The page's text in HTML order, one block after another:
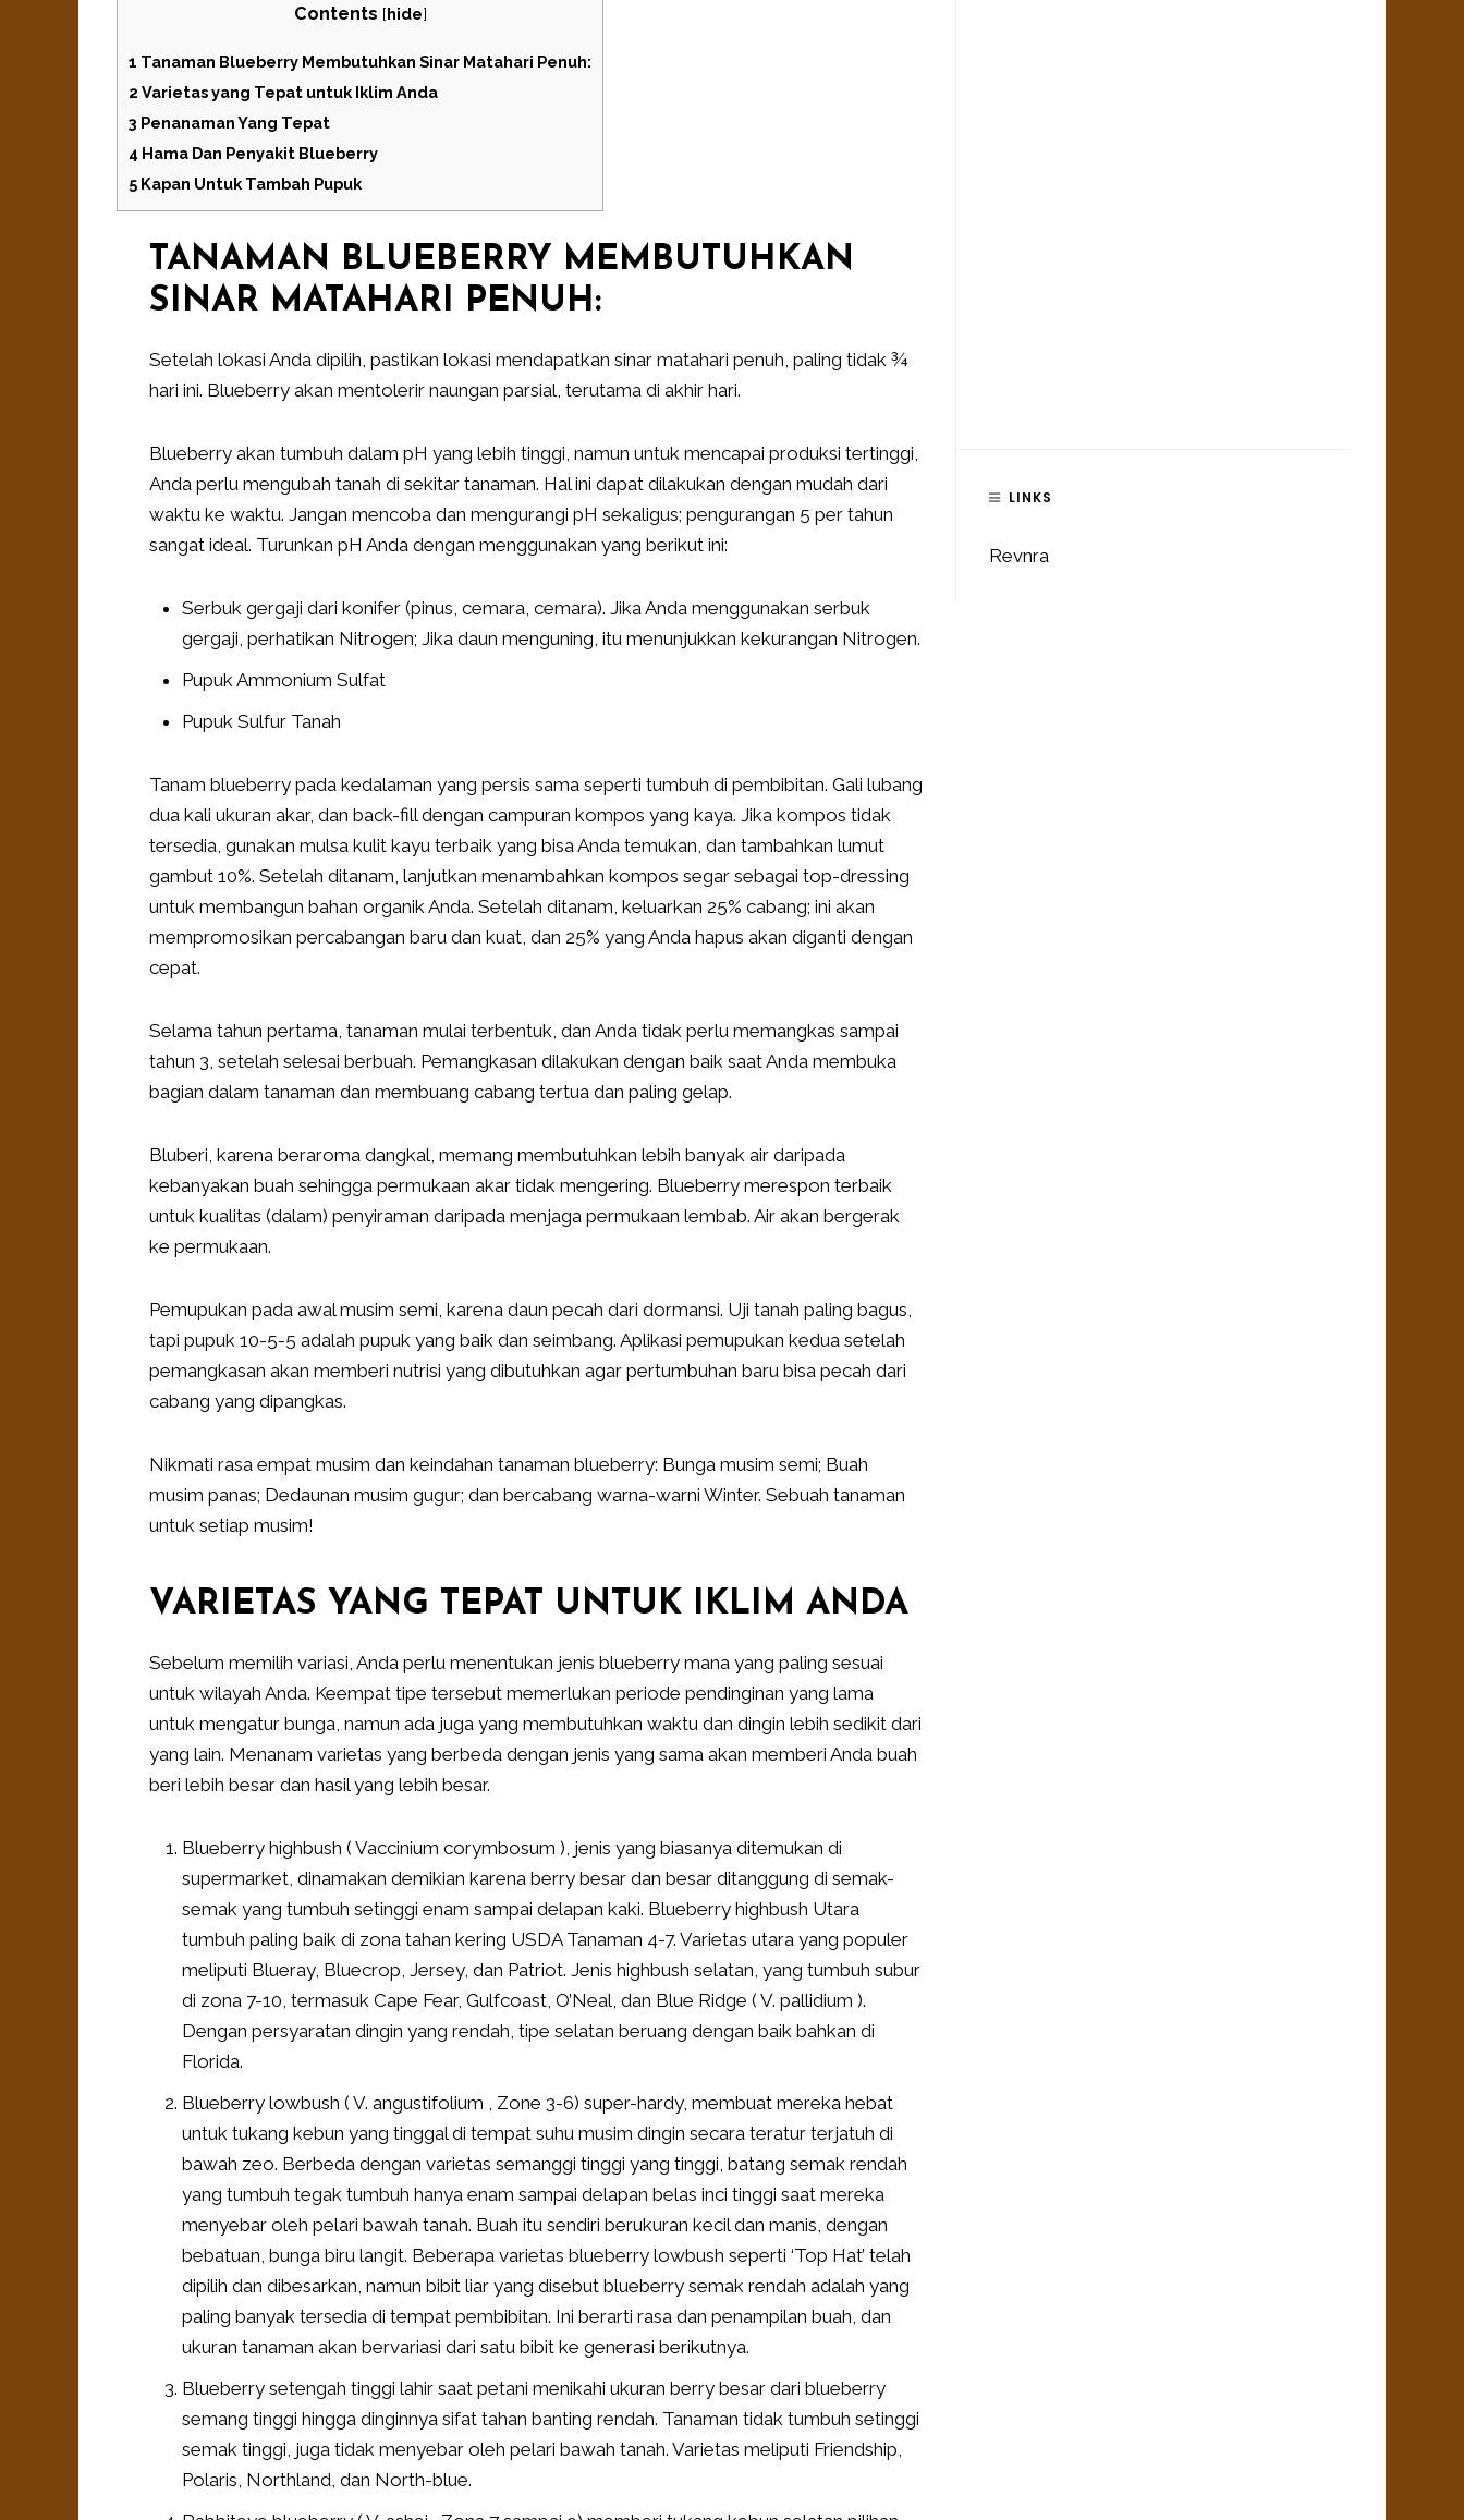
Contents [hide]
1 Tanaman Blueberry Membutuhkan Sinar Matahari Penuh:
2 Varietas yang Tepat untuk Iklim Anda
3 Penanaman Yang Tepat
4 Hama Dan Penyakit Blueberry
5 Kapan Untuk Tambah Pupuk
TANAMAN BLUEBERRY MEMBUTUHKAN
SINAR MATAHARI PENUH:
Setelah lokasi Anda dipilih, pastikan lokasi mendapatkan sinar matahari penuh, paling tidak ¾
hari ini. Blueberry akan mentolerir naungan parsial, terutama di akhir hari.
Blueberry akan tumbuh dalam pH yang lebih tinggi, namun untuk mencapai produksi tertinggi,
Anda perlu mengubah tanah di sekitar tanaman. Hal ini dapat dilakukan dengan mudah dari
waktu ke waktu. Jangan mencoba dan mengurangi pH sekaligus; pengurangan 5 per tahun
sangat ideal. Turunkan pH Anda dengan menggunakan yang berikut ini:
Serbuk gergaji dari konifer (pinus, cemara, cemara). Jika Anda menggunakan serbuk
gergaji, perhatikan Nitrogen; Jika daun menguning, itu menunjukkan kekurangan Nitrogen.
Pupuk Ammonium Sulfat
Pupuk Sulfur Tanah
Tanam blueberry pada kedalaman yang persis sama seperti tumbuh di pembibitan. Gali lubang
dua kali ukuran akar, dan back-fill dengan campuran kompos yang kaya. Jika kompos tidak
tersedia, gunakan mulsa kulit kayu terbaik yang bisa Anda temukan, dan tambahkan lumut
gambut 10%. Setelah ditanam, lanjutkan menambahkan kompos segar sebagai top-dressing
untuk membangun bahan organik Anda. Setelah ditanam, keluarkan 25% cabang; ini akan
mempromosikan percabangan baru dan kuat, dan 25% yang Anda hapus akan diganti dengan
cepat.
Selama tahun pertama, tanaman mulai terbentuk, dan Anda tidak perlu memangkas sampai
tahun 3, setelah selesai berbuah. Pemangkasan dilakukan dengan baik saat Anda membuka
bagian dalam tanaman dan membuang cabang tertua dan paling gelap.
Bluberi, karena beraroma dangkal, memang membutuhkan lebih banyak air daripada
kebanyakan buah sehingga permukaan akar tidak mengering. Blueberry merespon terbaik
untuk kualitas (dalam) penyiraman daripada menjaga permukaan lembab. Air akan bergerak
ke permukaan.
Pemupukan pada awal musim semi, karena daun pecah dari dormansi. Uji tanah paling bagus,
tapi pupuk 10-5-5 adalah pupuk yang baik dan seimbang. Aplikasi pemupukan kedua setelah
pemangkasan akan memberi nutrisi yang dibutuhkan agar pertumbuhan baru bisa pecah dari
cabang yang dipangkas.
Nikmati rasa empat musim dan keindahan tanaman blueberry: Bunga musim semi; Buah
musim panas; Dedaunan musim gugur; dan bercabang warna-warni Winter. Sebuah tanaman
untuk setiap musim!
VARIETAS YANG TEPAT UNTUK IKLIM ANDA
Sebelum memilih variasi, Anda perlu menentukan jenis blueberry mana yang paling sesuai
untuk wilayah Anda. Keempat tipe tersebut memerlukan periode pendinginan yang lama
untuk mengatur bunga, namun ada juga yang membutuhkan waktu dan dingin lebih sedikit dari
yang lain. Menanam varietas yang berbeda dengan jenis yang sama akan memberi Anda buah
beri lebih besar dan hasil yang lebih besar.
Blueberry highbush ( Vaccinium corymbosum ), jenis yang biasanya ditemukan di
supermarket, dinamakan demikian karena berry besar dan besar ditanggung di semak-
semak yang tumbuh setinggi enam sampai delapan kaki. Blueberry highbush Utara
tumbuh paling baik di zona tahan kering USDA Tanaman 4-7. Varietas utara yang populer
meliputi Blueray, Bluecrop, Jersey, dan Patriot. Jenis highbush selatan, yang tumbuh subur
di zona 7-10, termasuk Cape Fear, Gulfcoast, O’Neal, dan Blue Ridge ( V. pallidium ).
Dengan persyaratan dingin yang rendah, tipe selatan beruang dengan baik bahkan di
Florida.
Blueberry lowbush ( V. angustifolium , Zone 3-6) super-hardy, membuat mereka hebat
untuk tukang kebun yang tinggal di tempat suhu musim dingin secara teratur terjatuh di
bawah zeo. Berbeda dengan varietas semanggi tinggi yang tinggi, batang semak rendah
yang tumbuh tegak tumbuh hanya enam sampai delapan belas inci tinggi saat mereka
menyebar oleh pelari bawah tanah. Buah itu sendiri berukuran kecil dan manis, dengan
bebatuan, bunga biru langit. Beberapa varietas blueberry lowbush seperti ‘Top Hat’ telah
dipilih dan dibesarkan, namun bibit liar yang disebut blueberry semak rendah adalah yang
paling banyak tersedia di tempat pembibitan. Ini berarti rasa dan penampilan buah, dan
ukuran tanaman akan bervariasi dari satu bibit ke generasi berikutnya.
Blueberry setengah tinggi lahir saat petani menikahi ukuran berry besar dari blueberry
semang tinggi hingga dinginnya sifat tahan banting rendah. Tanaman tidak tumbuh setinggi
semak tinggi, juga tidak menyebar oleh pelari bawah tanah. Varietas meliputi Friendship,
Polaris, Northland, dan North-blue.
LINKS
Revnra